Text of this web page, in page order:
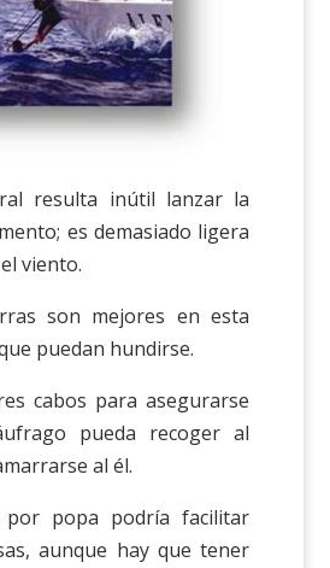
resulta inútil lanzar la
es demasiado ligera
viento.
son mejores en esta
puedan hundirse.
cabos para asegurarse
pueda recoger al
al él.
por popa podría facilitar
aunque hay que tener